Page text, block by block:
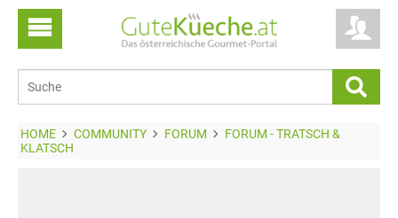
HOME COMMUNITY FORUM
FORUM - TRATSCH &
KLATSCH